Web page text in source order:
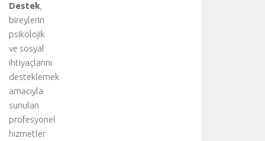
Destek
bireylerin
psikolojik
ve sosyal
ihtiyaçlarını
desteklemek
amacıyla
sunulan
profesyonel
hizmetler